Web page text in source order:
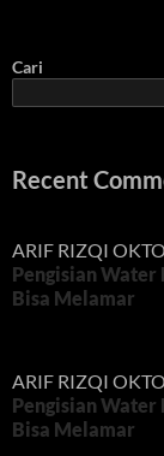
Cari
Recent
ARIF RIZQI
Pengisian Water
Bisa Melamar
ARIF RIZQI
Pengisian Water
Bisa Melamar